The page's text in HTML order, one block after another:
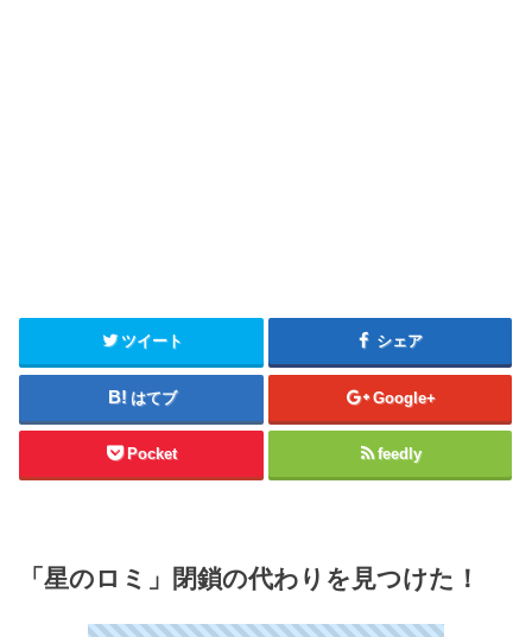
ツイート シェア
はてブ Google+
Pocket feedly
「星のロミ」閉鎖の代わりを見つけた！